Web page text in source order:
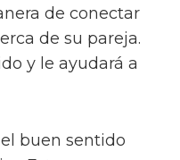
de conectar
de su pareja.
y le ayudará a
buen sentido